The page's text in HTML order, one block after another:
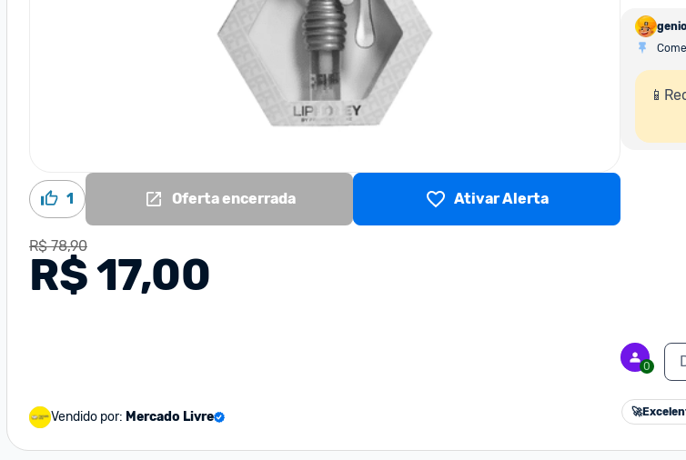
1 Oferta encerrada Ativar Alerta
R$ 78,90
R$ 17,00
Vendido por: Mercado Livre
genio
0
🚀